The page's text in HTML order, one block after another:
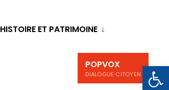
HISTOIRE ET PATRIMOINE
POPVOX
DIALOGUE CITOYEN